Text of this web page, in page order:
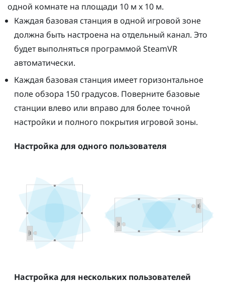
одной комнате на площади 10 м x 10 м.
Каждая базовая станция в одной игровой зоне
должна быть настроена на отдельный канал. Это
будет выполняться программой SteamVR
автоматически.
Каждая базовая станция имеет горизонтальное
поле обзора 150 градусов. Поверните базовые
станции влево или вправо для более точной
настройки и полного покрытия игровой зоны.
Настройка для одного пользователя
Настройка для нескольких пользователей